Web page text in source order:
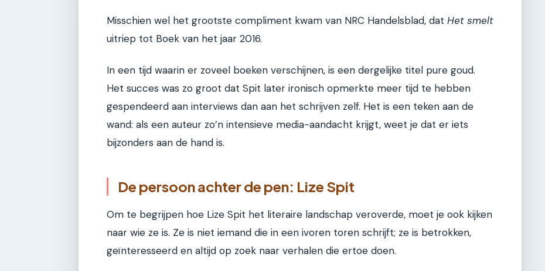
Misschien wel het grootste compliment kwam van NRC Handelsblad, dat Het smelt
uitriep tot Boek van het jaar 2016.
In een tijd waarin er zoveel boeken verschijnen, is een dergelijke titel pure goud.
Het succes was zo groot dat Spit later ironisch opmerkte meer tijd te hebben
gespendeerd aan interviews dan aan het schrijven zelf. Het is een teken aan de
wand: als een auteur zo’n intensieve media-aandacht krijgt, weet je dat er iets
bijzonders aan de hand is.
De persoon achter de pen: Lize Spit
Om te begrijpen hoe Lize Spit het literaire landschap veroverde, moet je ook kijken
naar wie ze is. Ze is niet iemand die in een ivoren toren schrijft; ze is betrokken,
geïnteresseerd en altijd op zoek naar verhalen die ertoe doen.